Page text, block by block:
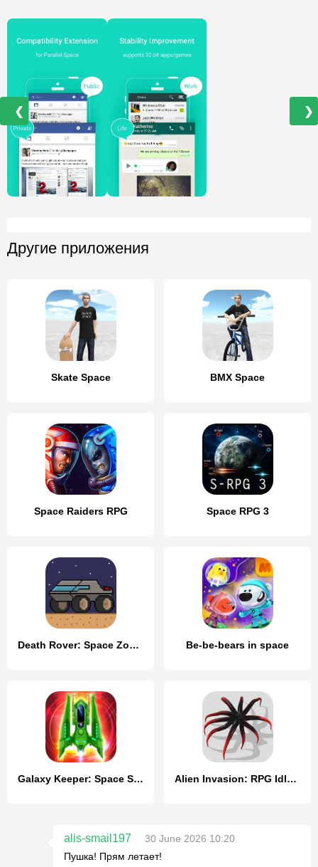
❮ ❯
Другие приложения
Skate Space BMX Space
Space Raiders RPG Space RPG 3
Death Rover: Space Zombie Race Be-be-bears in space
Galaxy Keeper: Space Shooter Alien Invasion: RPG Idle Space
alis-smail197
30 June 2026 10:20
Пушка! Прям летает!